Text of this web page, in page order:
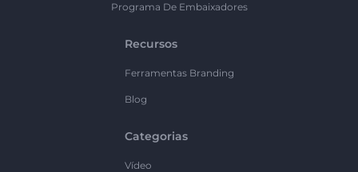
Programa De Embaixadores
Recursos
Ferramentas Branding
Blog
Categorias
Vídeo